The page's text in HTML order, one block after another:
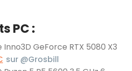
PC :
GeForce RTX 5080 X3
sur @Grosbill